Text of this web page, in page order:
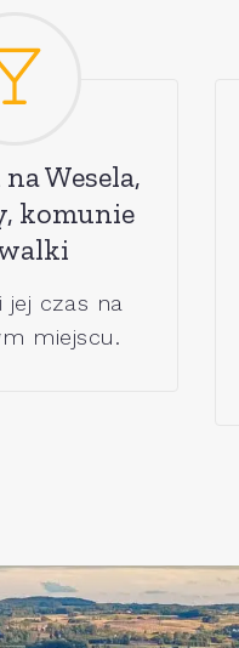
Wesela,
komunie
jej czas na
miejscu.